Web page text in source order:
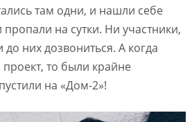
там одни, и нашли себе
на сутки. Ни участники,
них дозвониться. А когда
то были крайне
на «Дом-2»!